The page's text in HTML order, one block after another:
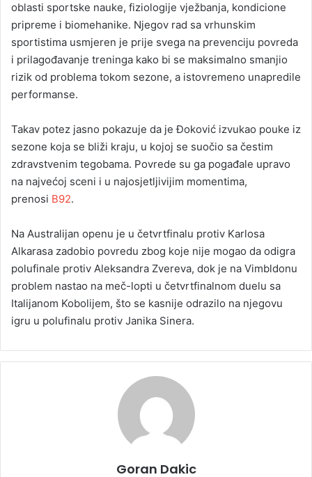
oblasti sportske nauke, fiziologije vježbanja, kondicione
pripreme i biomehanike. Njegov rad sa vrhunskim
sportistima usmjeren je prije svega na prevenciju povreda
i prilagođavanje treninga kako bi se maksimalno smanjio
rizik od problema tokom sezone, a istovremeno unapredile
performanse.
Takav potez jasno pokazuje da je Đoković izvukao pouke iz
sezone koja se bliži kraju, u kojoj se suočio sa čestim
zdravstvenim tegobama. Povrede su ga pogađale upravo
na najvećoj sceni i u najosjetljivijim momentima,
prenosi B92.
Na Australijan openu je u četvrtfinalu protiv Karlosa
Alkarasa zadobio povredu zbog koje nije mogao da odigra
polufinale protiv Aleksandra Zvereva, dok je na Vimbldonu
problem nastao na meč-lopti u četvrtfinalnom duelu sa
Italijanom Kobolijem, što se kasnije odrazilo na njegovu
igru u polufinalu protiv Janika Sinera.
Goran Dakic